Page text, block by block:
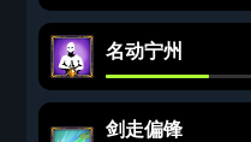
名动宁州
剑走偏锋